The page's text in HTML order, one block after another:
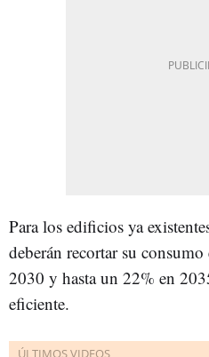
Para los edificios ya
deberán recortar su
2030 y hasta un 22% en
eficiente.